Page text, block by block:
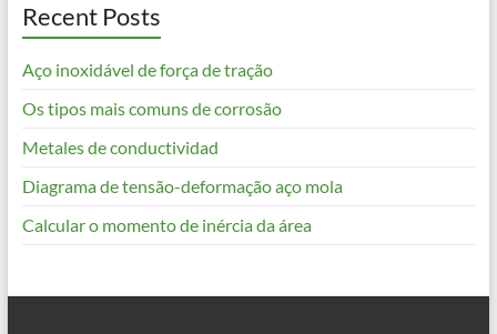
Recent Posts
Aço inoxidável de força de tração
Os tipos mais comuns de corrosão
Metales de conductividad
Diagrama de tensão-deformação aço mola
Calcular o momento de inércia da área